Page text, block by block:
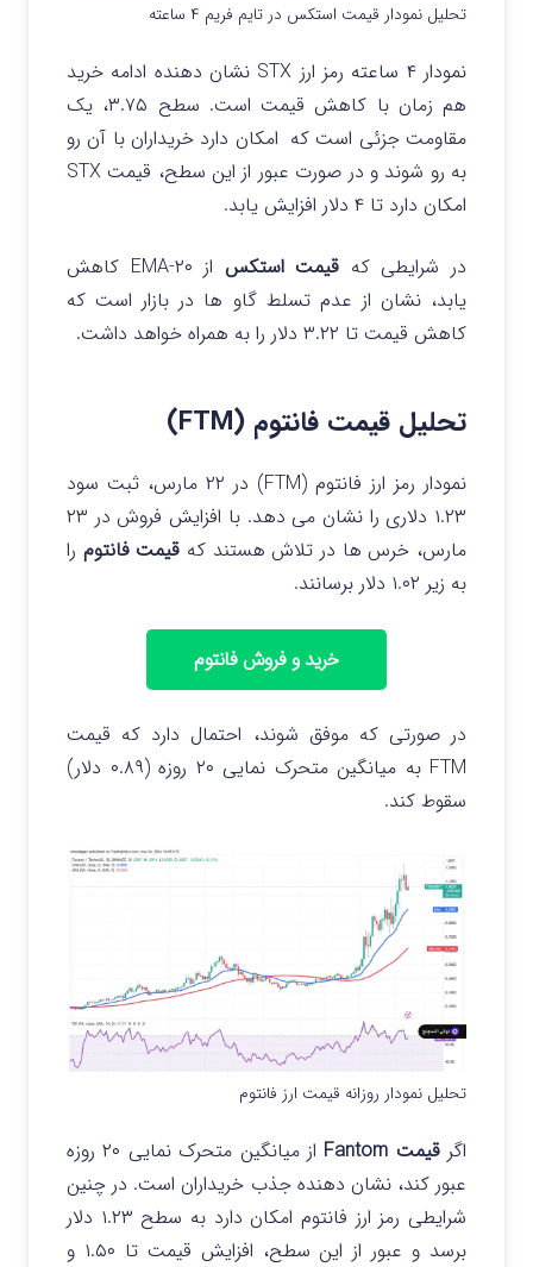
تحلیل نمودار قیمت استکس در تایم فریم ۴ ساعته
نمودار ۴ ساعته رمز ارز STX نشان دهنده ادامه خرید
هم زمان با کاهش قیمت است. سطح ۳.۷۵، یک
مقاومت جزئی است که امکان دارد خریداران با آن رو
به رو شوند و در صورت عبور از این سطح، قیمت STX
امکان دارد تا ۴ دلار افزایش یابد.
در شرایطی که قیمت استکس
از ۲۰-EMA کاهش
یابد، نشان از عدم تسلط گاو ها در بازار است که
کاهش قیمت تا ۳.۲۲ دلار را به همراه خواهد داشت.
تحلیل قیمت فانتوم (FTM)
نمودار رمز ارز فانتوم (FTM) در ۲۲ مارس، ثبت سود
۱.۲۳ دلاری را نشان می دهد.
با افزایش فروش در ۲۳
مارس، خرس ها در تلاش هستند که قیمت فانتوم را
به زیر ۱.۰۲ دلار برسانند.
خرید و فروش فانتوم
در صورتی که موفق شوند، احتمال دارد که قیمت
FTM به میانگین متحرک نمایی ۲۰ روزه (۰.۸۹ دلار)
سقوط کند.
تحلیل نمودار روزانه قیمت ارز فانتوم
اگرقیمت Fantom
از میانگین متحرک نمایی ۲۰ روزه
عبور کند، نشان دهنده جذب خریداران است. در چنین
شرایطی رمز ارز فانتوم امکان دارد به سطح ۱.۲۳ دلار
برسد و عبور از این سطح، افزایش قیمت تا ۱.۵۰ و